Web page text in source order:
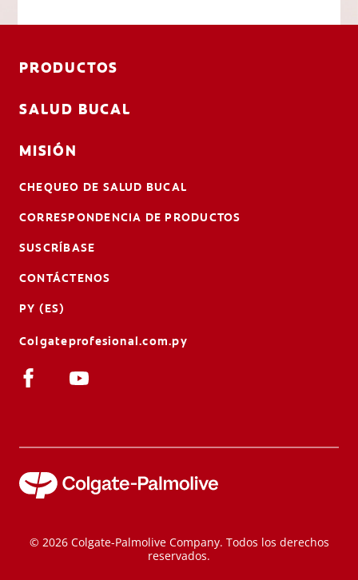
PRODUCTOS
SALUD BUCAL
MISIÓN
CHEQUEO DE SALUD BUCAL
CORRESPONDENCIA DE PRODUCTOS
SUSCRÍBASE
CONTÁCTENOS
PY (ES)
Colgateprofesional.com.py
© 2026 Colgate-Palmolive Company. Todos los derechos
reservados.